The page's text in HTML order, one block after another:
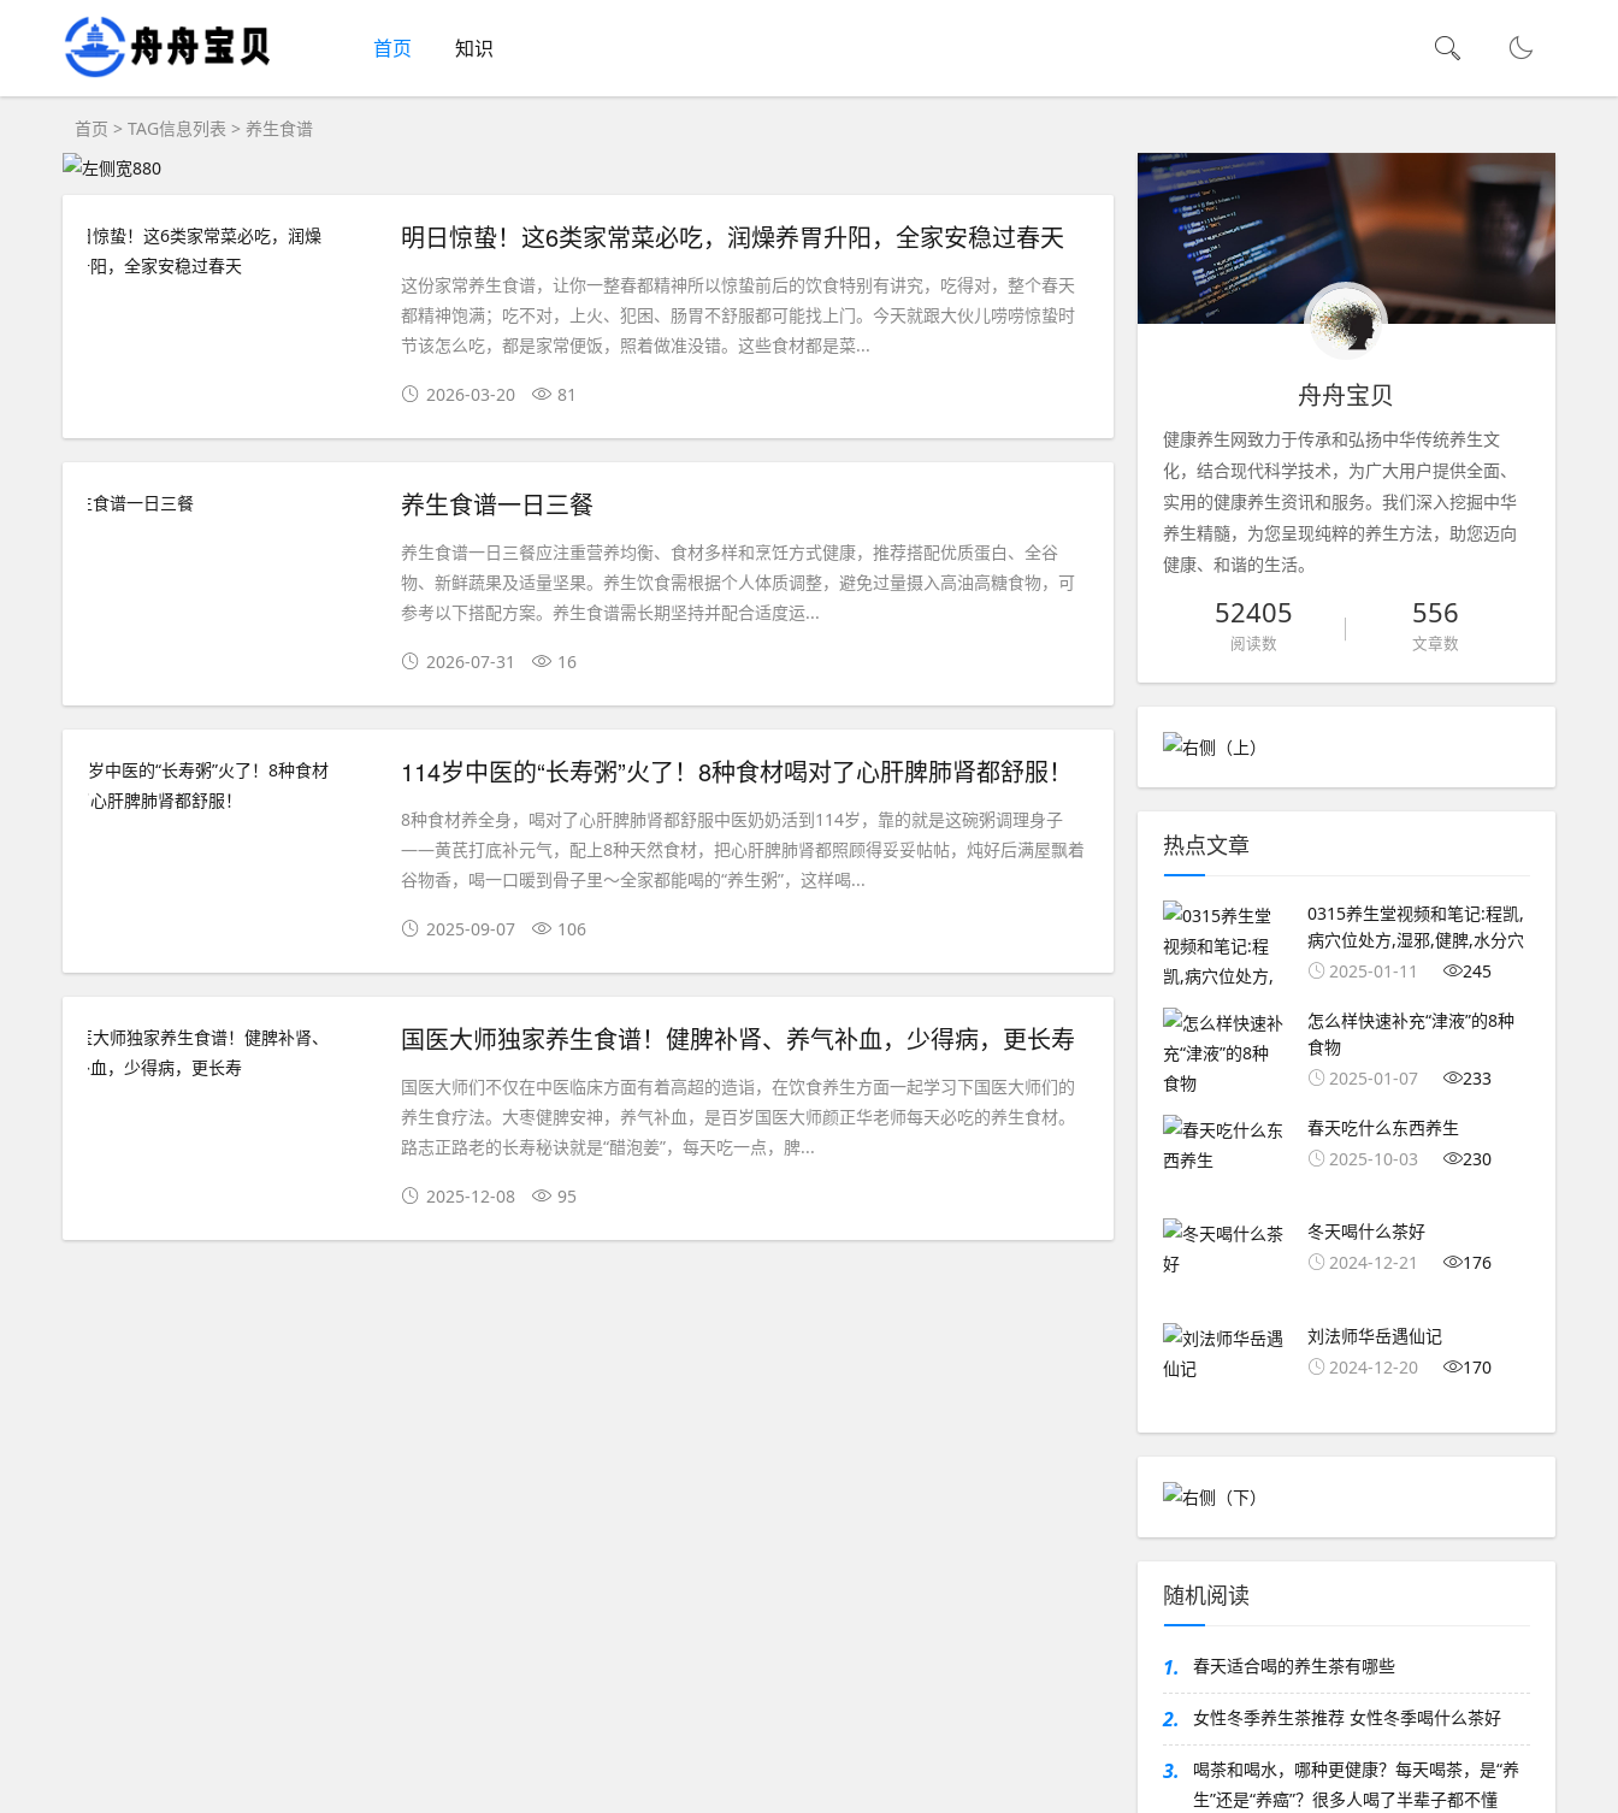
首页 知识
首页 > TAG信息列表 > 养生食谱
明日惊蛰！这6类家常菜必吃，润燥养胃升阳，全家安稳过春天
这份家常养生食谱，让你一整春都精神所以惊蛰前后的饮食特别有讲究，吃得对，整个春天
都精神饱满；吃不对，上火、犯困、肠胃不舒服都可能找上门。今天就跟大伙儿唠唠惊蛰时
节该怎么吃，都是家常便饭，照着做准没错。这些食材都是菜...
2026-03-20 81
养生食谱一日三餐
养生食谱一日三餐应注重营养均衡、食材多样和烹饪方式健康，推荐搭配优质蛋白、全谷
物、新鲜蔬果及适量坚果。养生饮食需根据个人体质调整，避免过量摄入高油高糖食物，可
参考以下搭配方案。养生食谱需长期坚持并配合适度运...
2026-07-31 16
114岁中医的“长寿粥”火了！8种食材喝对了心肝脾肺肾都舒服！
8种食材养全身，喝对了心肝脾肺肾都舒服中医奶奶活到114岁，靠的就是这碗粥调理身子
——黄芪打底补元气，配上8种天然食材，把心肝脾肺肾都照顾得妥妥帖帖，炖好后满屋飘着
谷物香，喝一口暖到骨子里～全家都能喝的“养生粥”，这样喝...
2025-09-07 106
国医大师独家养生食谱！健脾补肾、养气补血，少得病，更长寿
国医大师们不仅在中医临床方面有着高超的造诣，在饮食养生方面一起学习下国医大师们的
养生食疗法。大枣健脾安神，养气补血，是百岁国医大师颜正华老师每天必吃的养生食材。
路志正路老的长寿秘诀就是“醋泡姜”，每天吃一点，脾...
2025-12-08 95
舟舟宝贝
健康养生网致力于传承和弘扬中华传统养生文
化，结合现代科学技术，为广大用户提供全面、
实用的健康养生资讯和服务。我们深入挖掘中华
养生精髓，为您呈现纯粹的养生方法，助您迈向
健康、和谐的生活。
52405
阅读数
556
文章数
热点文章
0315养生堂视频和笔记:程凯,
病穴位处方,湿邪,健脾,水分穴
2025-01-11
245
怎么样快速补充“津液”的8种
食物
2025-01-07
233
春天吃什么东西养生
2025-10-03
230
冬天喝什么茶好
2024-12-21
176
刘法师华岳遇仙记
2024-12-20
170
随机阅读
1. 春天适合喝的养生茶有哪些
2. 女性冬季养生茶推荐 女性冬季喝什么茶好
3.
喝茶和喝水，哪种更健康？每天喝茶，是“养
生”还是“养癌”？很多人喝了半辈子都不懂